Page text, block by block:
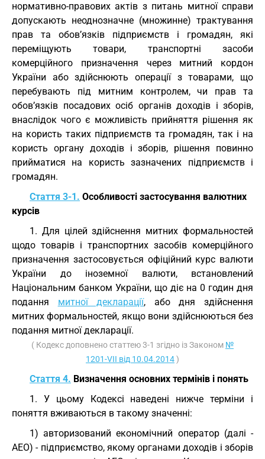
нормативно-правових актів з питань митної справи
допускають неоднозначне (множинне) трактування
прав та обов’язків підприємств і громадян, які
переміщують товари, транспортні засоби
комерційного призначення через митний кордон
України або здійснюють операції з товарами, що
перебувають під митним контролем, чи прав та
обов’язків посадових осіб органів доходів і зборів,
внаслідок чого є можливість прийняття рішення як
на користь таких підприємств та громадян, так і на
користь органу доходів і зборів, рішення повинно
прийматися на користь зазначених підприємств і
громадян.
Стаття 3-1. Особливості застосування валютних
курсів
1. Для цілей здійснення митних формальностей
щодо товарів і транспортних засобів комерційного
призначення застосовується офіційний курс валюти
України до іноземної валюти, встановлений
Національним банком України, що діє на 0 годин дня
подання митної декларації, або дня здійснення
митних формальностей, якщо вони здійснюються без
подання митної декларації.
( Кодекс доповнено статтею 3-1 згідно із Законом №
1201-VII від 10.04.2014)
Стаття 4. Визначення основних термінів і понять
1. У цьому Кодексі наведені нижче терміни і
поняття вживаються в такому значенні:
1) авторизований економічний оператор (далі -
АЕО) - підприємство, якому органами доходів і зборів